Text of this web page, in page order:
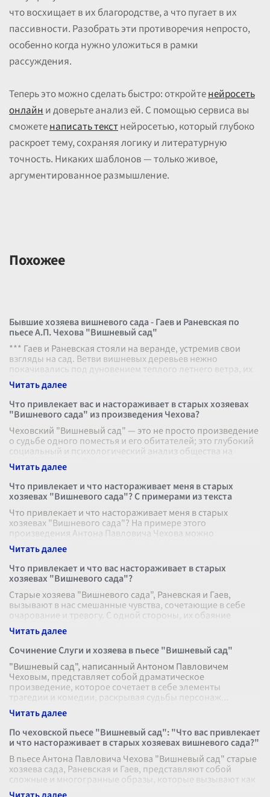
что восхищает в их благородстве, а что пугает в их
пассивности. Разобрать эти противоречия непросто,
особенно когда нужно уложиться в рамки
рассуждения.
Теперь это можно сделать быстро: откройтенейросеть
онлайни доверьте анализ ей. С помощью сервиса вы
сможетенаписать текстнейросетью, который глубоко
раскроет тему, сохраняя логику и литературную
точность. Никаких шаблонов — только живое,
аргументированное размышление.
Похожее
Бывшие хозяева вишневого сада - Гаев и Раневская по
пьесе А.П. Чехова "Вишневый сад"
*** Гаев и Раневская стояли на веранде, устремив свои
взгляды на сад. Ветви вишневых деревьев нежно
покачивались под дуновением теплого летнего ветра, их
белые и розовые цветки на
Что привлекает вас и настораживает в старых хозяевах
"Вишневого сада" из произведения Чехова?
Чеховский "Вишневый сад" — это не просто произведение
о судьбе одного поместья и его обитателей; это глубокий
социальный и психологический анализ общества на
пороге перемен. Старые
Что привлекает и что настораживает меня в старых
хозяевах "Вишневого сада"? С примерами из текста
Что привлекает и что настораживает меня в старых
хозяевах "Вишневого сада"? На примере этого
произведения Антона Павловича Чехова можно
проанализировать множество черт, присущих ег
Что привлекает и что вас настораживает в старых
хозяевах "Вишневого сада"?
Старые хозяева "Вишневого сада", Раневская и Гаев,
вызывают в нас смешанные чувства, сочетающие в себе
очарование и тревогу. С одной стороны, их обаяние
несомненно пленяет. Это люд
Сочинение Слуги и хозяева в пьесе "Вишневый сад"
"Вишневый сад", написанный Антоном Павловичем
Чеховым, представляет собой драматическое
произведение, которое сочетает в себе элементы
трагедии и комедии, раскрывая судьбы персонаж
По чеховской пьесе "Вишневый сад": "Что вас привлекает
и что настораживает в старых хозяевах вишневого сада?"
В пьесе Антона Павловича Чехова "Вишневый сад" старые
хозяева сада, Раневская и Гаев, представляют собой
сложные и многогранные образы, которые вызывают как
симпатию, так и насторо